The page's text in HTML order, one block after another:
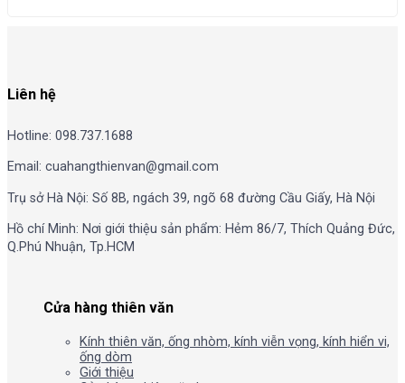
Liên hệ
Hotline: 098.737.1688
Email: cuahangthienvan@gmail.com
Trụ sở Hà Nội: Số 8B, ngách 39, ngõ 68 đường Cầu Giấy, Hà Nội
Hồ chí Minh: Nơi giới thiệu sản phẩm: Hẻm 86/7, Thích Quảng Đức,
Q.Phú Nhuận, Tp.HCM
Cửa hàng thiên văn
Kính thiên văn, ống nhòm, kính viễn vọng, kính hiển vi,
ống dòm
Giới thiệu